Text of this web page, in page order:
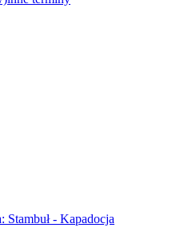
Stambuł - Kapadocja